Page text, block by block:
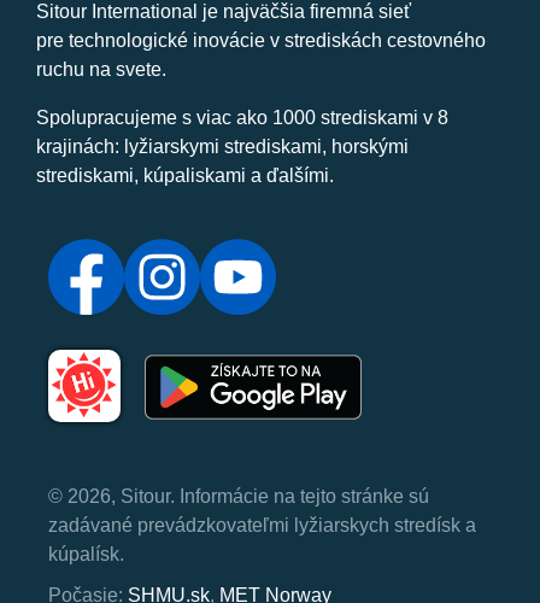
Sitour International je najväčšia firemná sieť
pre technologické inovácie v strediskách cestovného
ruchu na svete.
Spolupracujeme s viac ako 1000 strediskami v 8
krajinách: lyžiarskymi strediskami, horskými
strediskami, kúpaliskami a ďalšími.
© 2026, Sitour. Informácie na tejto stránke sú
zadávané prevádzkovateľmi lyžiarskych stredísk a
kúpalísk.
Počasie: SHMU.sk, MET Norway